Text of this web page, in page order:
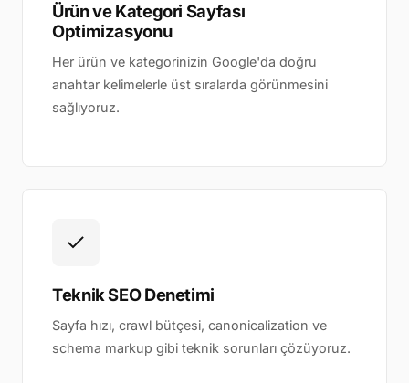
Ürün ve Kategori Sayfası
Optimizasyonu
Her ürün ve kategorinizin Google'da doğru
anahtar kelimelerle üst sıralarda görünmesini
sağlıyoruz.
Teknik SEO Denetimi
Sayfa hızı, crawl bütçesi, canonicalization ve
schema markup gibi teknik sorunları çözüyoruz.